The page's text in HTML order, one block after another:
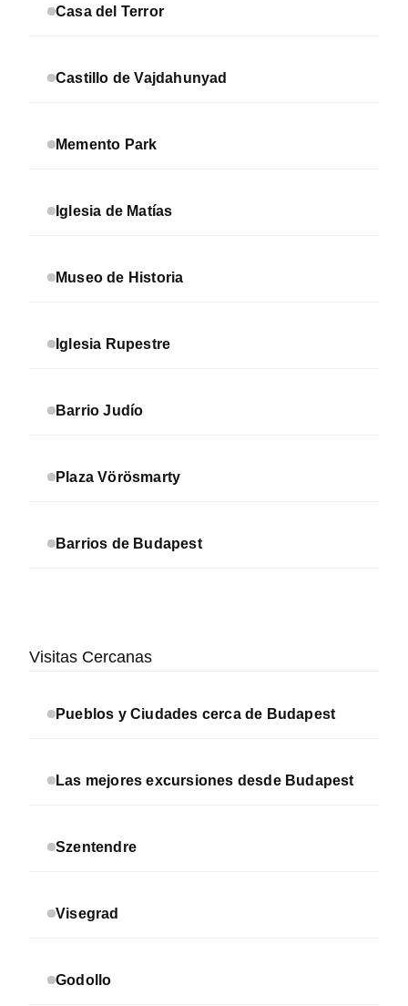
Casa del Terror
Castillo de Vajdahunyad
Memento Park
Iglesia de Matías
Museo de Historia
Iglesia Rupestre
Barrio Judío
Plaza Vörösmarty
Barrios de Budapest
Visitas Cercanas
Pueblos y Ciudades cerca de Budapest
Las mejores excursiones desde Budapest
Szentendre
Visegrad
Godollo